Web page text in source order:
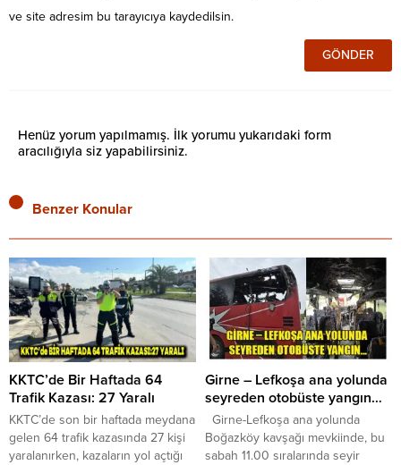
ve site adresim bu tarayıcıya kaydedilsin.
Henüz yorum yapılmamış. İlk yorumu yukarıdaki form
aracılığıyla siz yapabilirsiniz.
Benzer Konular
KKTC’de Bir Haftada 64
Trafik Kazası: 27 Yaralı
KKTC’de son bir haftada meydana
gelen 64 trafik kazasında 27 kişi
yaralanırken, kazaların yol açtığı
Girne – Lefkoşa ana yolunda
seyreden otobüste yangın…
Girne-Lefkoşa ana yolunda
Boğazköy kavşağı mevkiinde, bu
sabah 11.00 sıralarında seyir